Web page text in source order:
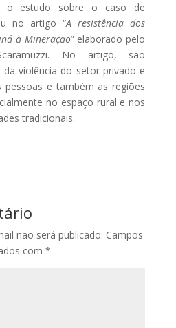
o estudo sobre o caso de
no artigo “A resistência dos
à Mineração” elaborado pelo
No artigo, são
da violência do setor privado e
pessoas e também as regiões
no espaço rural e nos
tradicionais.
não será publicado. Campos
com *